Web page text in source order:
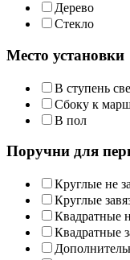
Дерево
Стекло
Место установки
В ступень
Сбоку к
В пол
Поручни для
Круглые не
Круглые
Квадратные
Квадратные